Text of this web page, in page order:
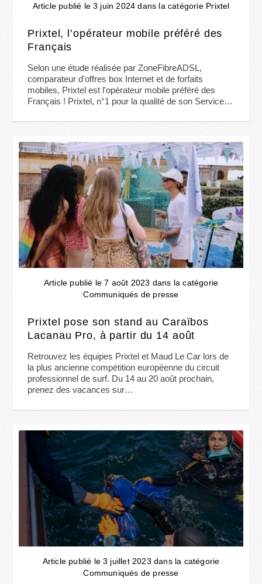
Article publié le 3 juin 2024 dans la catégorie Prixtel
Prixtel, l’opérateur mobile préféré des
Français
Selon une étude réalisée par ZoneFibreADSL,
comparateur d'offres box Internet et de forfaits
mobiles, Prixtel est l'opérateur mobile préféré des
Français ! Prixtel, n°1 pour la qualité de son Service…
Article publié le 7 août 2023 dans la catégorie
Communiqués de presse
Prixtel pose son stand au Caraïbos
Lacanau Pro, à partir du 14 août
Retrouvez les équipes Prixtel et Maud Le Car lors de
la plus ancienne compétition européenne du circuit
professionnel de surf. Du 14 au 20 août prochain,
prenez des vacances sur…
Article publié le 3 juillet 2023 dans la catégorie
Communiqués de presse